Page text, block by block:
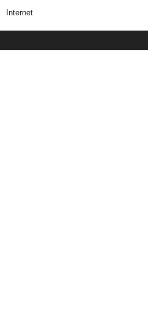
Internet